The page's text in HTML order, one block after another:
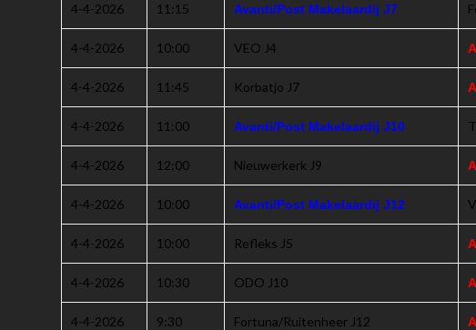
4-4-2026 11:15 Avanti/Post Makelaardij J7
4-4-2026 10:00 VEO J4
4-4-2026 11:45 Korbatjo J7
4-4-2026 11:00 Avanti/Post Makelaardij J10
4-4-2026 12:00 Nieuwerkerk J9
4-4-2026 10:00 Avanti/Post Makelaardij J12
4-4-2026 10:00 Refleks J5
4-4-2026 10:30 ODO J10
4-4-2026 9:30 Fortuna/Ruitenheer J12